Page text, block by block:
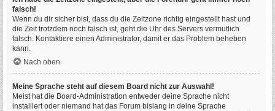
falsch!
Wenn du dir sicher bist, dass du die Zeitzone richtig eingestellt hast und
die Zeit trotzdem noch falsch ist, geht die Uhr des Servers vermutlich
falsch. Kontaktiere einen Administrator, damit er das Problem beheben
kann.
Nach oben
Meine Sprache steht auf diesem Board nicht zur Auswahl!
Meist hat die Board-Administration entweder deine Sprache nicht
installiert oder niemand hat das Forum bislang in deine Sprache